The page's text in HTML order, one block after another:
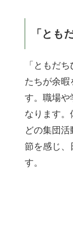
「とも
「ともだ
たちが余暇
す。職場や
なります。
どの集団
節を感じ、
す。